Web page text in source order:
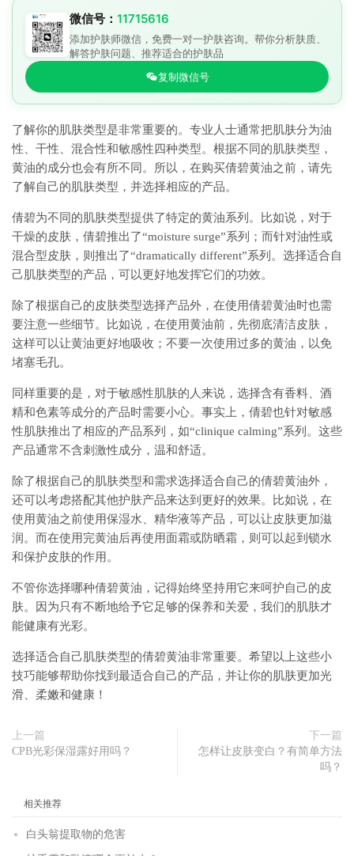
微信号： 11715616
添加护肤师微信，免费一对一护肤咨询。帮你分析肤质、
解答护肤问题、推荐适合的护肤品
复制微信号
了解你的肌肤类型是非常重要的。专业人士通常把肌肤分为油
性、干性、混合性和敏感性四种类型。根据不同的肌肤类型，
黄油的成分也会有所不同。所以，在购买倩碧黄油之前，请先
了解自己的肌肤类型，并选择相应的产品。
倩碧为不同的肌肤类型提供了特定的黄油系列。比如说，对于
干燥的皮肤，倩碧推出了“moisture surge”系列；而针对油性或
混合型皮肤，则推出了“dramatically different”系列。选择适合自
己肌肤类型的产品，可以更好地发挥它们的功效。
除了根据自己的皮肤类型选择产品外，在使用倩碧黄油时也需
要注意一些细节。比如说，在使用黄油前，先彻底清洁皮肤，
这样可以让黄油更好地吸收；不要一次使用过多的黄油，以免
堵塞毛孔。
同样重要的是，对于敏感性肌肤的人来说，选择含有香料、酒
精和色素等成分的产品时需要小心。事实上，倩碧也针对敏感
性肌肤推出了相应的产品系列，如“clinique calming”系列。这些
产品通常不含刺激性成分，温和舒适。
除了根据自己的肌肤类型和需求选择适合自己的倩碧黄油外，
还可以考虑搭配其他护肤产品来达到更好的效果。比如说，在
使用黄油之前使用保湿水、精华液等产品，可以让皮肤更加滋
润。而在使用完黄油后再使用面霜或防晒霜，则可以起到锁水
和保护皮肤的作用。
不管你选择哪种倩碧黄油，记得始终坚持用它来呵护自己的皮
肤。因为只有不断地给予它足够的保养和关爱，我们的肌肤才
能健康有光彩。
选择适合自己肌肤类型的倩碧黄油非常重要。希望以上这些小
技巧能够帮助你找到最适合自己的产品，并让你的肌肤更加光
滑、柔嫩和健康！
上一篇
CPB光彩保湿露好用吗？
下一篇
怎样让皮肤变白？有简单方法
吗？
相关推荐
白头翁提取物的危害